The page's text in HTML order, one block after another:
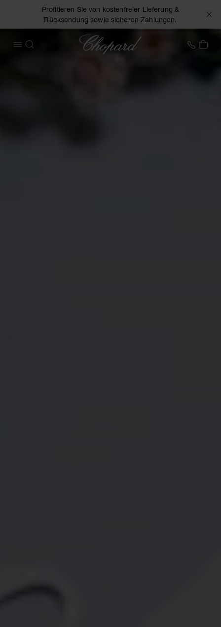
Profitieren Sie von kostenfreier Lieferung &
Rücksendung sowie sicheren Zahlungen.
MENÜ ÖFFNEN
SUCHEN
Chopard +43